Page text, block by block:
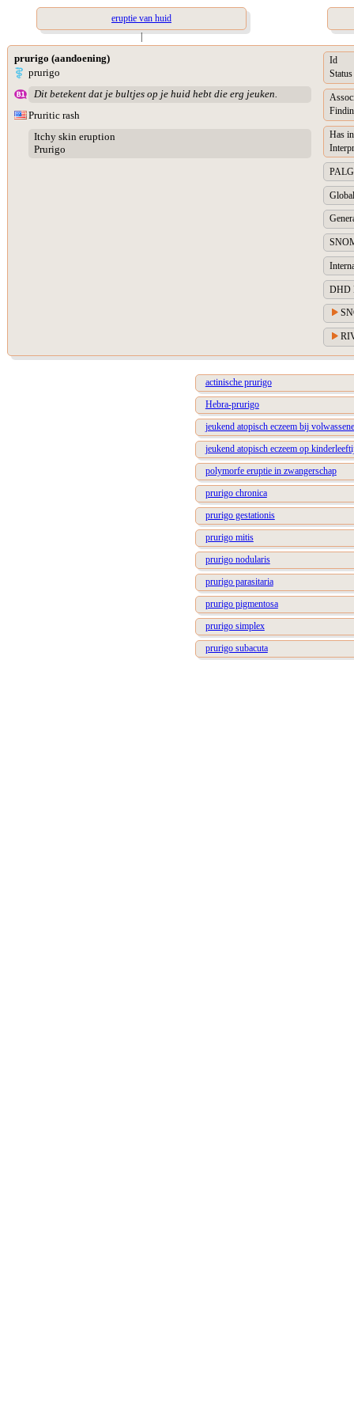
eruptie van huid
|
prurigo (aandoening)
prurigo
Dit betekent dat je bultjes op je huid hebt die erg jeuken.
Pruritic rash
Itchy skin eruption
Prurigo
Id
Status
Has
DHD
actinische prurigo
Hebra-prurigo
jeukend atopisch eczeem bij volwassene
jeukend atopisch eczeem op
polymorfe eruptie in zwangerschap
prurigo chronica
prurigo gestationis
prurigo mitis
prurigo nodularis
prurigo parasitaria
prurigo pigmentosa
prurigo simplex
prurigo subacuta